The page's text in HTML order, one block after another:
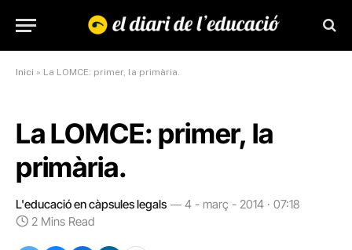
Inici » La LOMCE: primer, la primària.
La LOMCE: primer, la
primària.
L'educació en càpsules legals
4 - març - 2014 · 07:18
2 Mins Read